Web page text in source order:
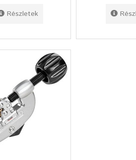
Részletek